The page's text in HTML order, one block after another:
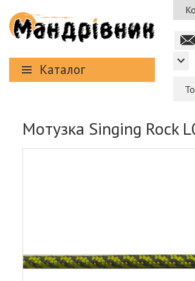
Каталог
Мотузка Singing Rock